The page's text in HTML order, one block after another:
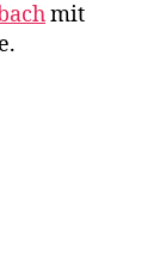
mit